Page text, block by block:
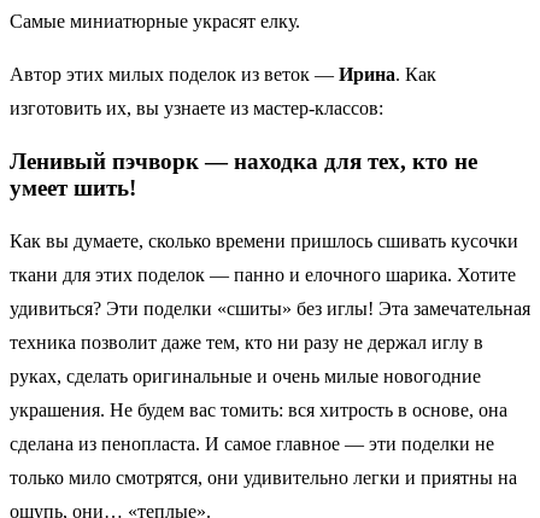
Самые миниатюрные украсят елку.
Автор этих милых поделок из веток — Ирина. Как
изготовить их, вы узнаете из мастер-классов:
Ленивый пэчворк — находка для тех, кто не
умеет шить!
Как вы думаете, сколько времени пришлось сшивать кусочки
ткани для этих поделок — панно и елочного шарика. Хотите
удивиться? Эти поделки «сшиты» без иглы! Эта замечательная
техника позволит даже тем, кто ни разу не держал иглу в
руках, сделать оригинальные и очень милые новогодние
украшения. Не будем вас томить: вся хитрость в основе, она
сделана из пенопласта. И самое главное — эти поделки не
только мило смотрятся, они удивительно легки и приятны на
ощупь, они… «теплые».